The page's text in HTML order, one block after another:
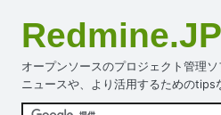
オープンソースのプロジェクト管理
ニュースや、より活用するためのtips